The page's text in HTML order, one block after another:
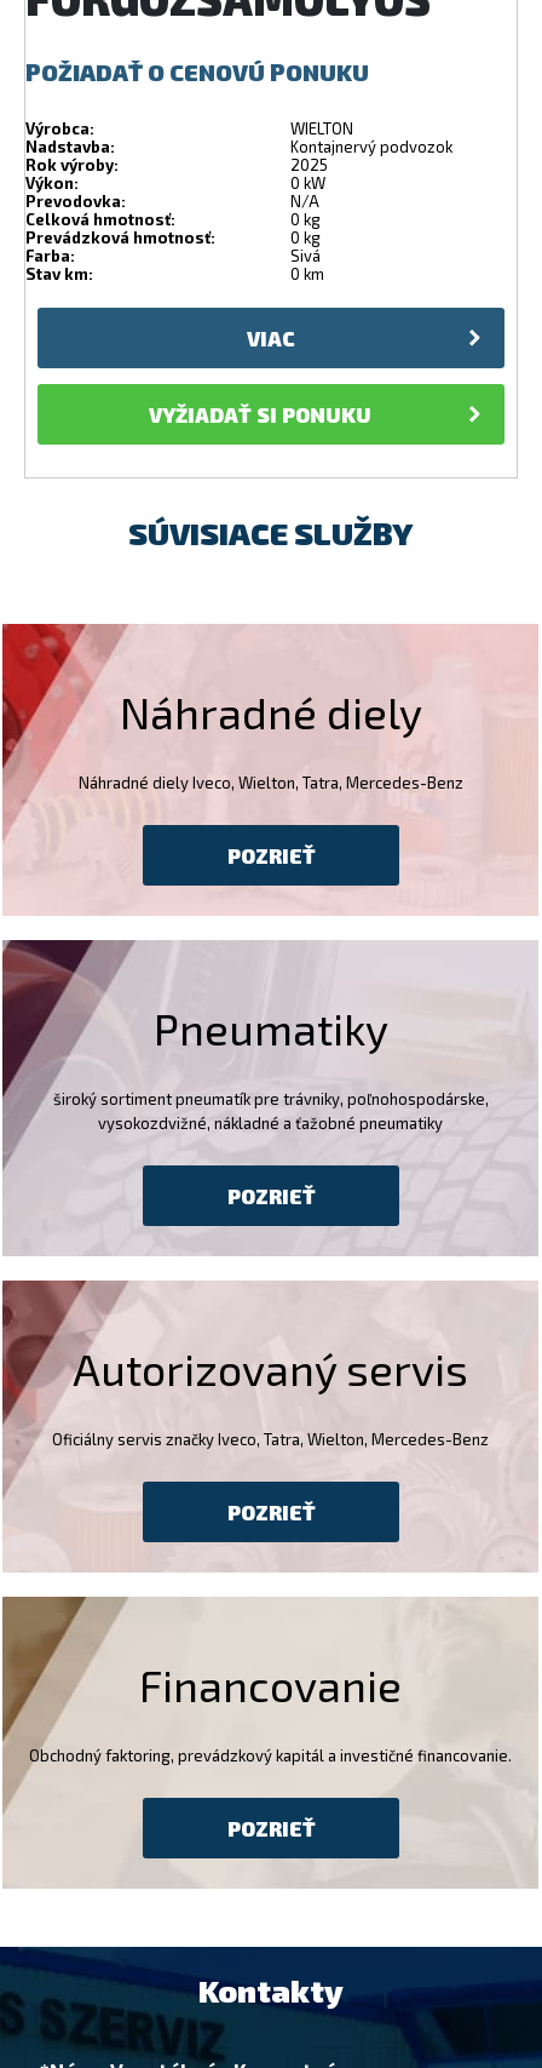
POŽIADAŤ O CENOVÚ PONUKU
Výrobca:
WIELTON
Nadstavba:
Kontajnervý podvozok
Rok výroby:
2025
Výkon:
0 kW
Prevodovka:
N/A
Celková hmotnosť:
0 kg
Prevádzková hmotnosť:
0 kg
Farba:
Sivá
Stav km:
0 km
VIAC
VYŽIADAŤ SI PONUKU
SÚVISIACE SLUŽBY
Náhradné diely
Náhradné diely Iveco, Wielton, Tatra, Mercedes-Benz
POZRIEŤ
Pneumatiky
široký sortiment pneumatík pre trávniky, poľnohospodárske,
vysokozdvižné, nákladné a ťažobné pneumatiky
POZRIEŤ
Autorizovaný servis
Oficiálny servis značky Iveco, Tatra, Wielton, Mercedes-Benz
POZRIEŤ
Financovanie
Obchodný faktoring, prevádzkový kapitál a investičné financovanie.
POZRIEŤ
Kontakty